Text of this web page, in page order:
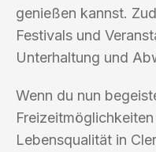
genießen kannst.
Festivals und
Unterhaltung und
Wenn du nun
Lebensqualität in